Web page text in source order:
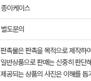
종이케이스
별도문의
판촉물은 판촉을 목적으로 제작하
일반상품으로 판매는 신중히 판단
제공되는 상품의 사진은 이해를